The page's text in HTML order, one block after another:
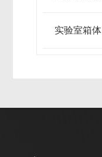
实验室箱体